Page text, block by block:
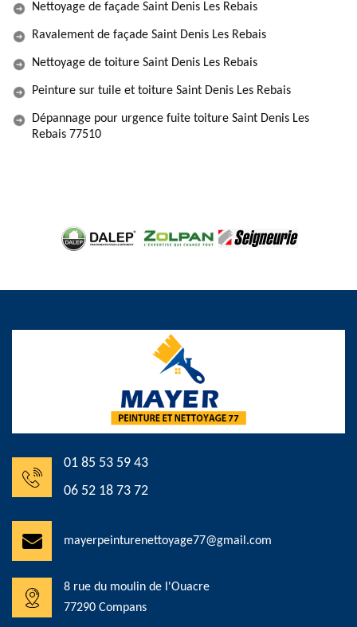
Nettoyage de façade Saint Denis Les Rebais
Ravalement de façade Saint Denis Les Rebais
Nettoyage de toiture Saint Denis Les Rebais
Peinture sur tuile et toiture Saint Denis Les Rebais
Dépannage pour urgence fuite toiture Saint Denis Les
Rebais 77510
01 85 53 59 43
06 52 18 73 72
mayerpeinturenettoyage77@gmail.com
8 rue du moulin de l'Ouacre
77290 Compans